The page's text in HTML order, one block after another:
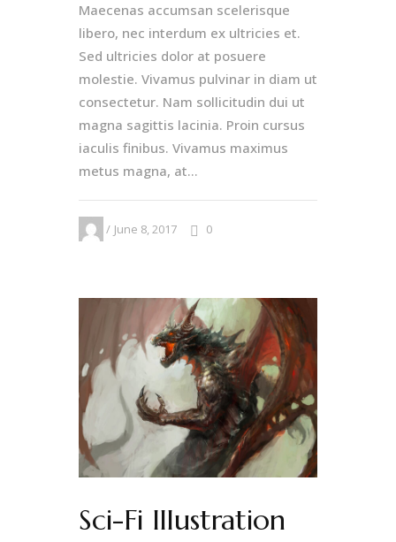
Maecenas accumsan scelerisque
libero, nec interdum ex ultricies et.
Sed ultricies dolor at posuere
molestie. Vivamus pulvinar in diam ut
consectetur. Nam sollicitudin dui ut
magna sagittis lacinia. Proin cursus
iaculis finibus. Vivamus maximus
metus magna, at...
June 8, 2017 0
Sci-Fi Illustration